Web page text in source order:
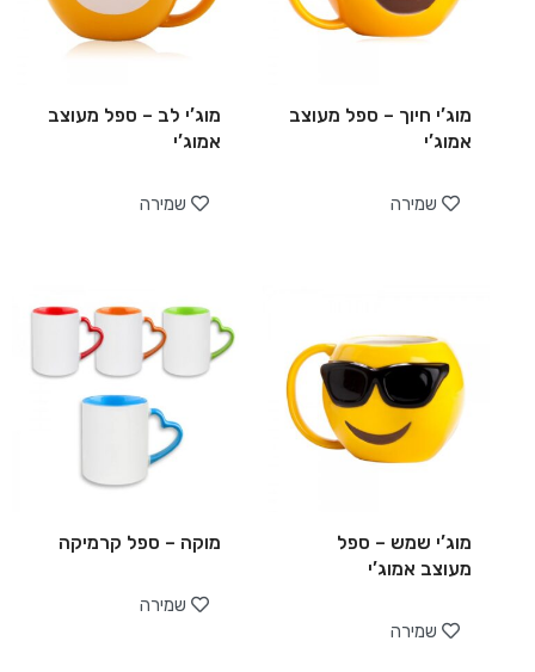
מוג’י חיוך – ספל מעוצב
אמוג’י
שמירה
מוג’י לב – ספל מעוצב
אמוג’י
שמירה
מוג’י שמש – ספל
מעוצב אמוג’י
שמירה
מוקה – ספל קרמיקה
שמירה